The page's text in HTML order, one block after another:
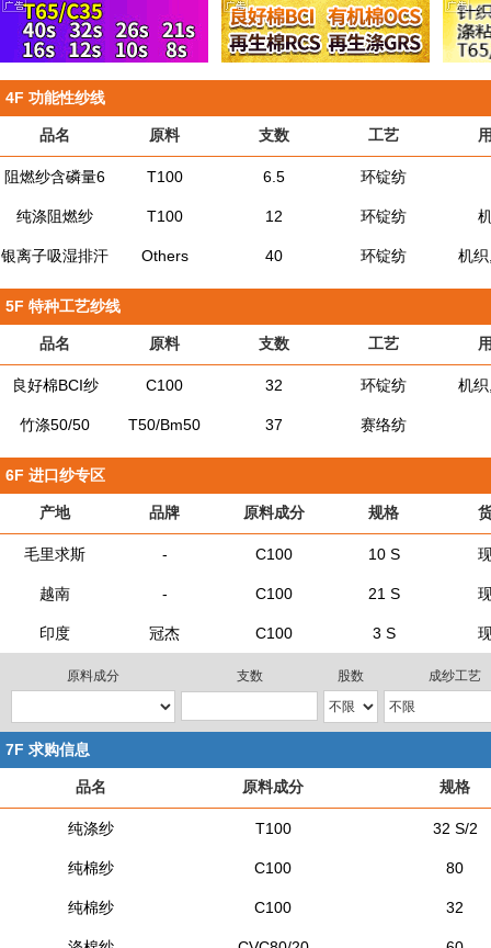
4F 功能性纱线
品名 原料 支数 工艺
阻燃纱含磷量6 T100 6.5 环锭纺
纯涤阻燃纱 T100 12 环锭纺
银离子吸湿排汗 Others 40 环锭纺 机
5F 特种工艺纱线
品名 原料 支数 工艺
良好棉BCI纱 C100 32 环锭纺 机
竹涤50/50 T50/Bm50 37 赛络纺
6F 进口纱专区
产地 品牌 原料成分 规格
毛里求斯 - C100 10 S
越南 - C100 21 S
印度 冠杰 C100 3 S
原料成分 支数 股数 成纱工艺
7F 求购信息
品名 原料成分 规格
纯涤纱 T100 32 S/2
纯棉纱 C100 80
纯棉纱 C100 32